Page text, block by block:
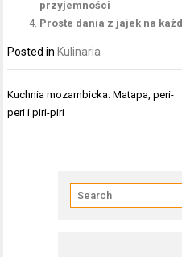
przyjemności
Proste dania z jajek na
Posted in Kulinaria
Nawigacja
wpisu
Kuchnia mozambicka: Matapa, peri-
peri i piri-piri